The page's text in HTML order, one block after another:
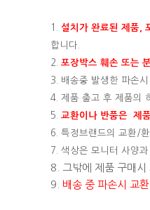
1. 설치가 완료된 제품,
합니다.
2. 포장박스 훼손 또는
3. 배송중 발생한 파손
4. 제품 출고 후 제품의
5. 교환이나 반품은 제
6. 특정브랜드의 교환/
7. 색상은 모니터 사양
8. 그밖에 제품 구매
9. 배송 중 파손시 교